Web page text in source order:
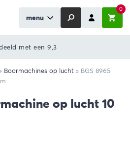
menu
0
met een 9,3
Boormachines op lucht » BGS 8965
op lucht 10